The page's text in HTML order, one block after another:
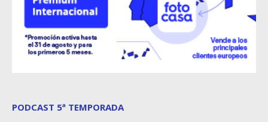
PODCAST 5ª TEMPORADA